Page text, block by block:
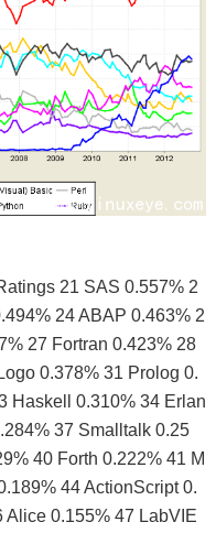
21 SAS 0.557% 2
24 ABAP 0.463% 2
27 Fortran 0.423% 28
0.378% 31 Prolog 0.
Haskell 0.310% 34 Erlan
37 Smalltalk 0.25
40 Forth 0.222% 41 M
44 ActionScript 0.
Alice 0.155% 47 LabVIE